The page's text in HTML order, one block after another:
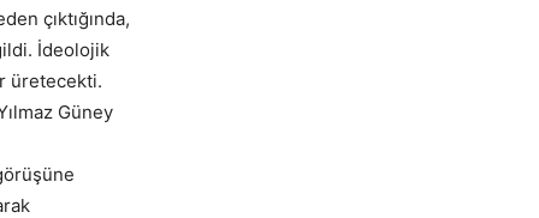
çıktığında,
İdeolojik
üretecekti.
Güney